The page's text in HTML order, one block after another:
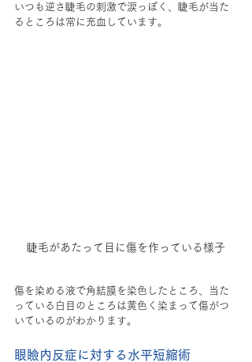
いつも逆さ睫毛の刺激で涙っぽく、睫毛が当た
るところは常に充血しています。
睫毛があたって目に傷を作っている様子
傷を染める液で角結膜を染色したところ、当た
っている白目のところは黄色く染まって傷がつ
いているのがわかります。
眼瞼内反症に対する水平短縮術